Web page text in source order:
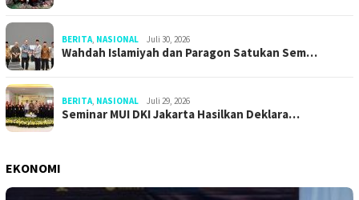
BERITA, NASIONAL Juli 30, 2026
Wahdah Islamiyah dan Paragon Satukan Sem…
BERITA, NASIONAL Juli 29, 2026
Seminar MUI DKI Jakarta Hasilkan Deklara…
EKONOMI